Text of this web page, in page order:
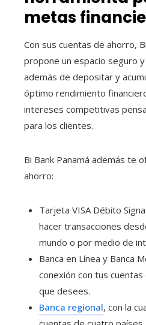
metas
Con sus cuentas de ahorro,
propone un espacio seguro
además de depositar y
óptimo rendimiento
intereses competitivas
para los clientes.
Bi Bank Panamá además te
ahorro:
Tarjeta VISA Débito
hacer transacciones
mundo o por medio de
Banca en Línea y Banca
conexión con tus
que desees.
Banca regional, con la